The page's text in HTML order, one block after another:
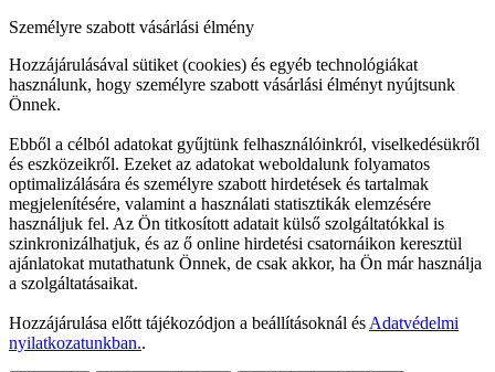
Személyre szabott vásárlási élmény
Hozzájárulásával sütiket (cookies) és egyéb technológiákat
használunk, hogy személyre szabott vásárlási élményt nyújtsunk
Önnek.
Ebből a célból adatokat gyűjtünk felhasználóinkról, viselkedésükről
és eszközeikről. Ezeket az adatokat weboldalunk folyamatos
optimalizálására és személyre szabott hirdetések és tartalmak
megjelenítésére, valamint a használati statisztikák elemzésére
használjuk fel. Az Ön titkosított adatait külső szolgáltatókkal is
szinkronizálhatjuk, és az ő online hirdetési csatornáikon keresztül
ajánlatokat mutathatunk Önnek, de csak akkor, ha Ön már használja
a szolgáltatásaikat.
Hozzájárulása előtt tájékozódjon a beállításoknál és Adatvédelmi
nyilatkozatunkban..